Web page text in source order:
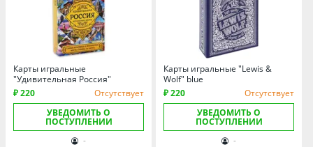
Нижегородская область
Новосибирская область
Омская область
Оренбургская область
Пензенская область
Пермский край
Ростовская область
Карты игральные
"Удивительная Россия"
₽ 220
Отсутствует
УВЕДОМИТЬ О
ПОСТУПЛЕНИИ
-
Карты игральные "Lewis &
Wolf" blue
₽ 220
Отсутствует
УВЕДОМИТЬ О
ПОСТУПЛЕНИИ
-